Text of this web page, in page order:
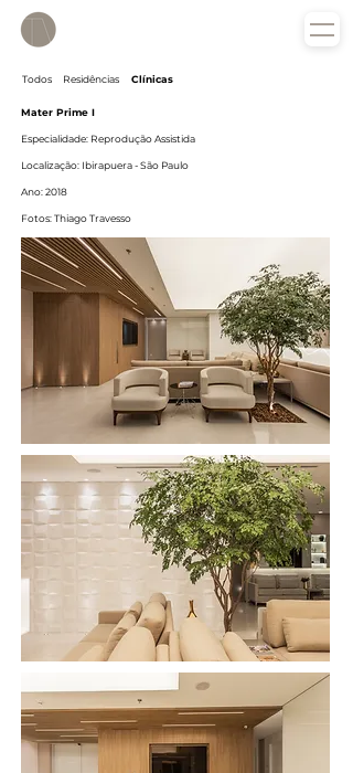
Todos Residências Clínicas
Mater Prime I
Especialidade: Reprodução Assistida
Localização: Ibirapuera - São Paulo
Ano: 2018
Fotos: Thiago Travesso